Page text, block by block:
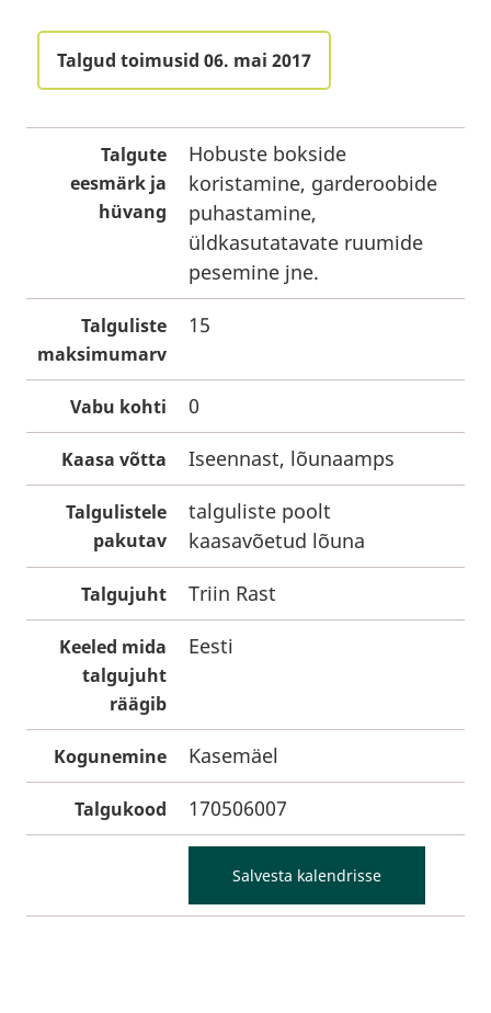
Talgud toimusid 06. mai 2017
Talgute
eesmärk ja
hüvang
Hobuste bokside
koristamine, garderoobide
puhastamine,
üldkasutatavate ruumide
pesemine jne.
Talguliste
maksimumarv
15
Vabu kohti 0
Kaasa võtta Iseennast, lõunaamps
Talgulistele
pakutav
talguliste poolt
kaasavõetud lõuna
Talgujuht Triin Rast
Keeled mida
talgujuht
räägib
Eesti
Kogunemine Kasemäel
Talgukood 170506007
Salvesta kalendrisse